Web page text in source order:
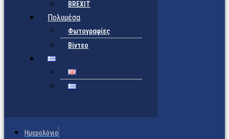
BREXIT
Πολυμέσα
Φωτογραφίες
Βίντεο
Ημερολόγιο